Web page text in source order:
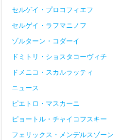
セルゲイ・プロコフィエフ
セルゲイ・ラフマニノフ
ゾルターン・コダーイ
ドミトリ・ショスタコーヴィチ
ドメニコ・スカルラッティ
ニュース
ピエトロ・マスカーニ
ピョートル・チャイコフスキー
フェリックス・メンデルスゾーン